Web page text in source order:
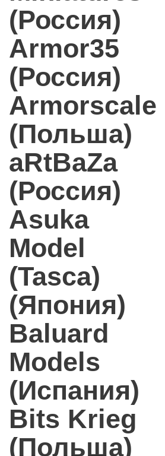
(Россия)
Armor35
(Россия)
Armorscale
(Польша)
aRtBaZa
(Россия)
Asuka
Model
(Tasca)
(Япония)
Baluard
Models
(Испания)
Bits Krieg
(Польша)